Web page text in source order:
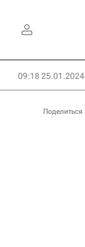
09:18 25.01.2024
Поделиться